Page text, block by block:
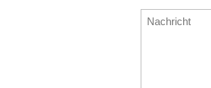
eingeben
Nachricht